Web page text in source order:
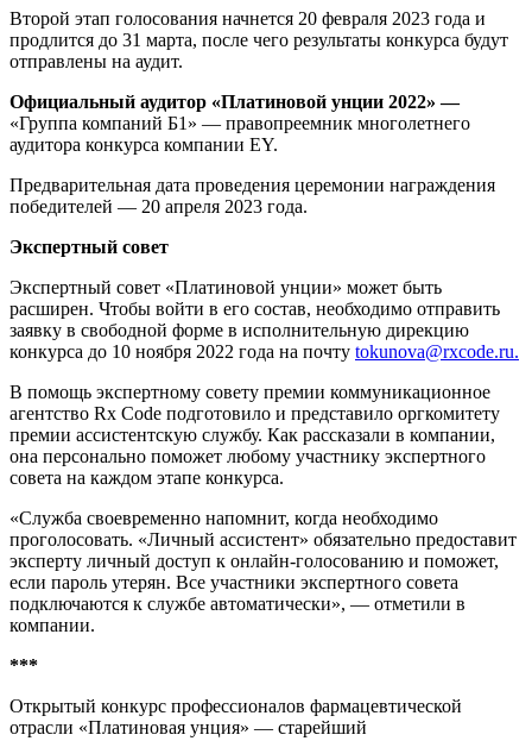
Второй этап голосования начнется 20 февраля 2023 года и
продлится до 31 марта, после чего результаты конкурса будут
отправлены на аудит.
Официальный аудитор «Платиновой унции 2022» —
«Группа компаний Б1» — правопреемник многолетнего
аудитора конкурса компании EY.
Предварительная дата проведения церемонии награждения
победителей — 20 апреля 2023 года.
Экспертный совет
Экспертный совет «Платиновой унции» может быть
расширен. Чтобы войти в его состав, необходимо отправить
заявку в свободной форме в исполнительную дирекцию
конкурса до 10 ноября 2022 года на почту tokunova@rxcode.ru.
В помощь экспертному совету премии коммуникационное
агентство Rx Сode подготовило и представило оргкомитету
премии ассистентскую службу. Как рассказали в компании,
она персонально поможет любому участнику экспертного
совета на каждом этапе конкурса.
«Служба своевременно напомнит, когда необходимо
проголосовать. «Личный ассистент» обязательно предоставит
эксперту личный доступ к онлайн-голосованию и поможет,
если пароль утерян. Все участники экспертного совета
подключаются к службе автоматически», — отметили в
компании.
***
Открытый конкурс профессионалов фармацевтической
отрасли «Платиновая унция» — старейший